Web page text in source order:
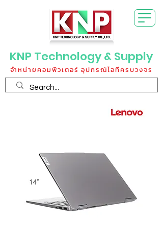
KNP Technology & Supply
จำหน่ายคอมพิวเตอร์ อุปกรณ์ไอทีครบวงจร